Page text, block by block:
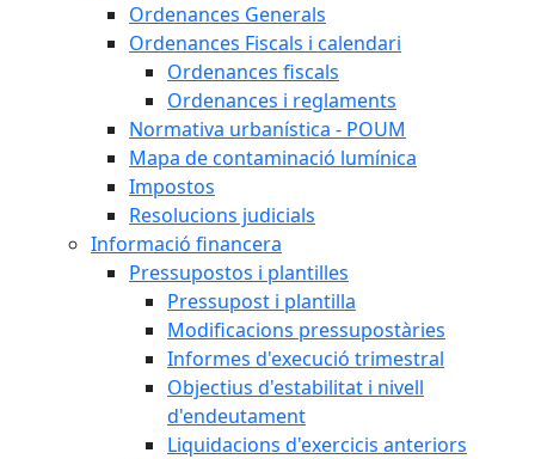
Ordenances Generals
Ordenances Fiscals i calendari
Ordenances fiscals
Ordenances i reglaments
Normativa urbanística - POUM
Mapa de contaminació lumínica
Impostos
Resolucions judicials
Informació financera
Pressupostos i plantilles
Pressupost i plantilla
Modificacions pressupostàries
Informes d'execució trimestral
Objectius d'estabilitat i nivell
d'endeutament
Liquidacions d'exercicis anteriors